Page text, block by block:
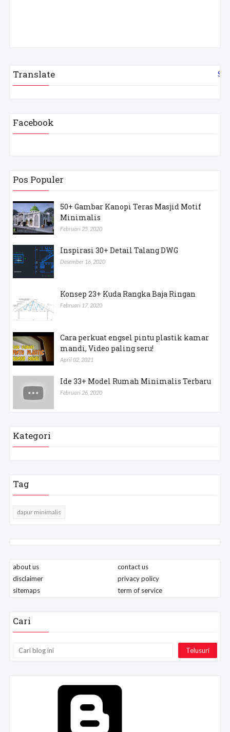
Translate
Facebook
Pos Populer
50+ Gambar Kanopi Teras Masjid Motif
Minimalis
Februari 25, 2020
Inspirasi 30+ Detail Talang DWG
Desember 16, 2020
Konsep 23+ Kuda Rangka Baja Ringan
Februari 17, 2020
Cara perkuat engsel pintu plastik kamar
mandi, Video paling seru!
April 02, 2021
Ide 33+ Model Rumah Minimalis Terbaru
Februari 26, 2020
Kategori
Tag
dapur minimalis
about us
contact us
disclaimer
privacy policy
sitemaps
term of service
Cari